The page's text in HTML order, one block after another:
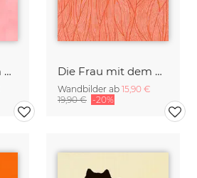
Die Frau mit dem Orangen Kleid Die Frau mit dem Wirbelmuster II
Wandbilder ab 15,90 €
19,90 € -20%